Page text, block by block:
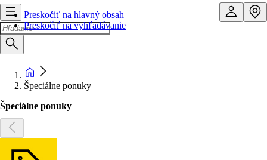
Preskočiť na hlavný obsah
Preskočiť na vyhľadávanie
Špeciálne ponuky
Špeciálne ponuky